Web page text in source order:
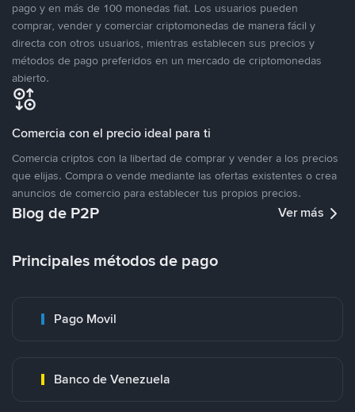
pago y en más de 100 monedas fiat. Los usuarios pueden
comprar, vender y comerciar criptomonedas de manera fácil y
directa con otros usuarios, mientras establecen sus precios y
métodos de pago preferidos en un mercado de criptomonedas
abierto.
Comercia con el precio ideal para ti
Comercia criptos con la libertad de comprar y vender a los precios
que elijas. Compra o vende mediante las ofertas existentes o crea
anuncios de comercio para establecer tus propios precios.
Blog de P2P Ver más
Principales métodos de pago
Pago Movil
Banco de Venezuela